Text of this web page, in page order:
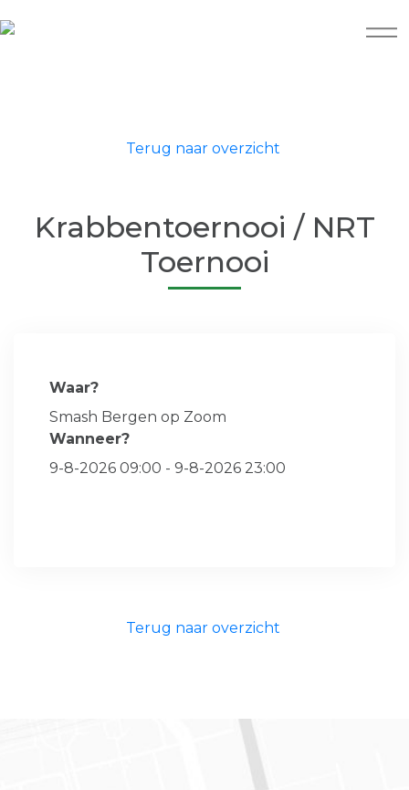
Terug naar overzicht
Krabbentoernooi / NRT
Toernooi
Waar?
Smash Bergen op Zoom
Wanneer?
9-8-2026 09:00 - 9-8-2026 23:00
Terug naar overzicht